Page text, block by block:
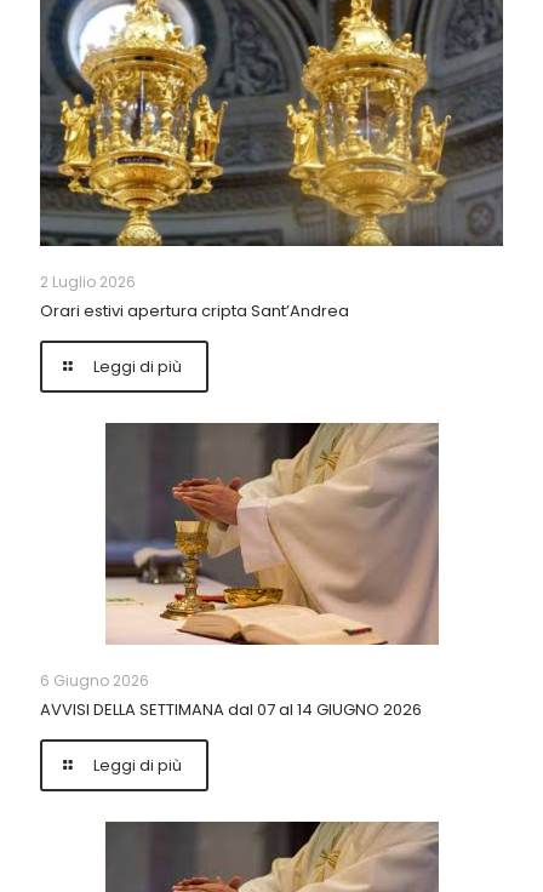
2 Luglio 2026
Orari estivi apertura cripta Sant’Andrea
Leggi di più
6 Giugno 2026
AVVISI DELLA SETTIMANA dal 07 al 14 GIUGNO 2026
Leggi di più